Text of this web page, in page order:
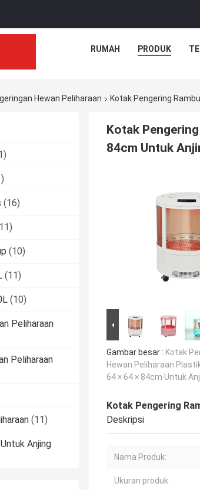
RUMAH PRODUK
Hewan Peliharaan Kotak Pengering
(16)
(10)
(11)
(10)
Peliharaan
Peliharaan
(11)
Anjing
Kotak
84cm Untuk
Gambar besar : Kotak
Hewan Peliharaan
64 × 64 × 84cm Untuk
Kotak Pengering
Deskripsi
Nama Produk:
Ukuran produk: